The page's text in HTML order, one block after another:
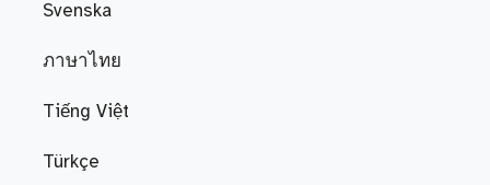
Svenska
ภาษาไทย
Tiếng Việt
Türkçe